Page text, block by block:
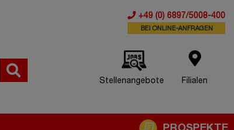
+49 (0) 6897/5008-400
BEI ONLINE-ANFRAGEN
Stellenangebote Filialen